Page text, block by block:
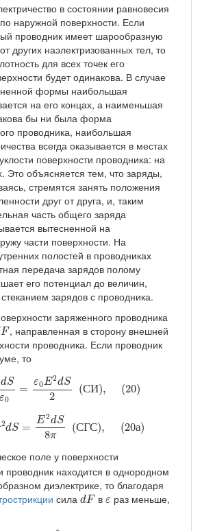
в состоянии равновесия
наружной поверхности. Если
проводник имеет шарообразную
других наэлектризованных тел, то
для всех точек его
будет одинакова. В случае
формы наибольшая
на его концах, а наименьшая
бы ни была форма
проводника, наибольшая
всегда оказывается в местах
поверхности проводника: на
Это объясняется тем, что заряды,
стремятся занять положения
друг от друга, и, таким
часть общего заряда
вытесненной на
части поверхности. На
полостей в проводниках
передача зарядов полому
его потенциал до величин,
зарядов с проводника.
заряженного проводника
F
F, направленная в сторону внешней
проводника. Если проводник
то
dS
0
=
ε0E2dS
2
(СИ), (20)
2ε ε0 E2dS2
2dS = E2dS
8π
(СГС), (20а)
dS8 π
поле у поверхности
проводник находится в однородном
диэлектрике, то благодаря
сила dF
dFв ε
ε раз меньше,